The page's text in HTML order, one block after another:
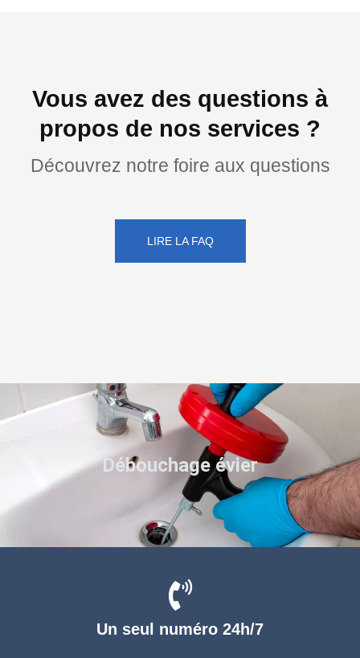
Vous avez des questions à
propos de nos services ?
Découvrez notre foire aux questions
LIRE LA FAQ
Un seul numéro 24h/7
Débouchage évier